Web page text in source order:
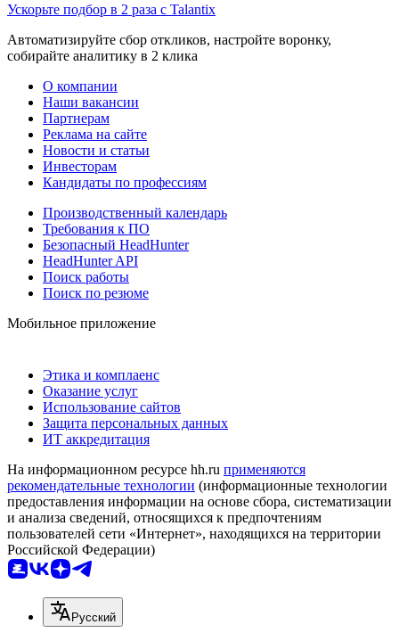
Ускорьте подбор в 2 раза с Talantix
Автоматизируйте сбор откликов, настройте воронку,
собирайте аналитику в 2 клика
О компании
Наши вакансии
Партнерам
Реклама на сайте
Новости и статьи
Инвесторам
Кандидаты по профессиям
Производственный календарь
Требования к ПО
Безопасный HeadHunter
HeadHunter API
Поиск работы
Поиск по резюме
Мобильное приложение
Этика и комплаенс
Оказание услуг
Использование сайтов
Защита персональных данных
ИТ аккредитация
На информационном ресурсе hh.ru применяются
рекомендательные технологии (информационные технологии
предоставления информации на основе сбора, систематизации
и анализа сведений, относящихся к предпочтениям
пользователей сети «Интернет», находящихся на территории
Российской Федерации)
Русский